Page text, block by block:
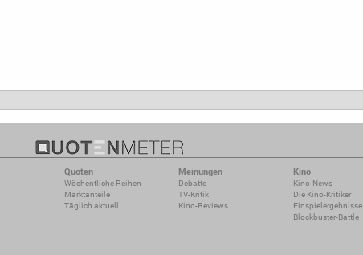
Quoten
Wöchentliche Reihen
Marktanteile
Täglich aktuell
Meinungen
Debatte
TV-Kritik
Kino-Reviews
Kino
Kino-News
Die Kino-Kritiker
Einspielergebnisse
Blockbuster-Battle